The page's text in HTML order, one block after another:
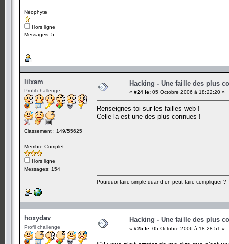
Néophyte
Hors ligne
Messages: 5
lilxam
Profil challenge
Classement : 149/55625
Membre Complet
Hors ligne
Messages: 154
Hacking - Une faille des plus
« #24 le: 05 Octobre 2006 à 18:22:20 »
Renseignes toi sur les failles web !
Celle la est une des plus connues !
Pourquoi faire simple quand on peut faire compliquer ?
hoxydav
Profil challenge
Hacking - Une faille des plus
« #25 le: 05 Octobre 2006 à 18:28:51 »